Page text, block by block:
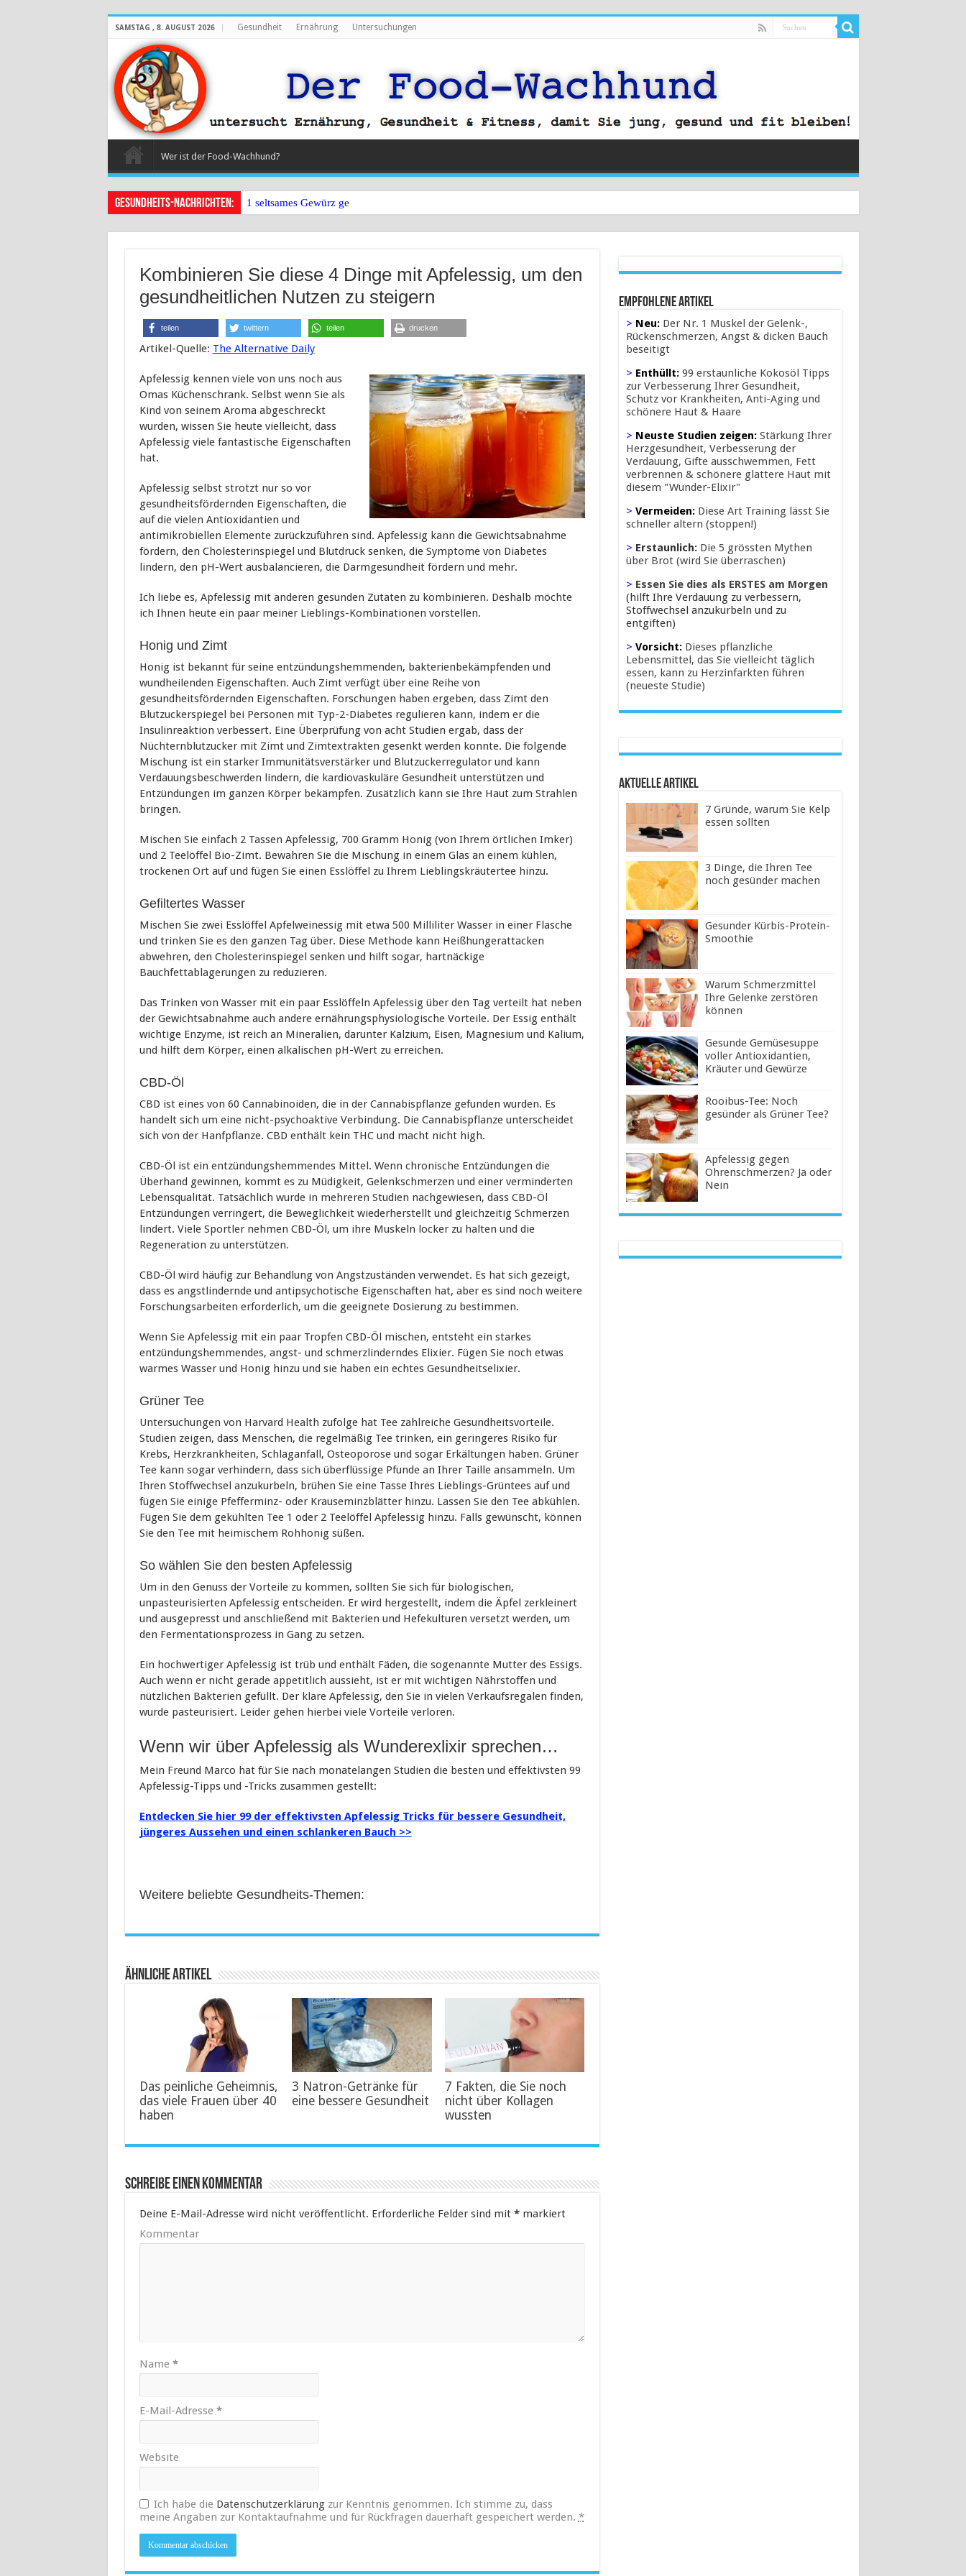
SAMSTAG , 8. AUGUST 2026 Gesundheit Ernährung Untersuchungen
Wer ist der Food-Wachhund?
Gesundheits-Nachrichten: 1 seltsames Gewürz gegen Bauchfett?
Kombinieren Sie diese 4 Dinge mit Apfelessig, um den
gesundheitlichen Nutzen zu steigern
teilen twittern teilen drucken
Artikel-Quelle: The Alternative Daily
Apfelessig kennen viele von uns noch aus
Omas Küchenschrank. Selbst wenn Sie als
Kind von seinem Aroma abgeschreckt
wurden, wissen Sie heute vielleicht, dass
Apfelessig viele fantastische Eigenschaften
hat.
Apfelessig selbst strotzt nur so vor
gesundheitsfördernden Eigenschaften, die
auf die vielen Antioxidantien und
antimikrobiellen Elemente zurückzuführen sind. Apfelessig kann die Gewichtsabnahme
fördern, den Cholesterinspiegel und Blutdruck senken, die Symptome von Diabetes
lindern, den pH-Wert ausbalancieren, die Darmgesundheit fördern und mehr.
Ich liebe es, Apfelessig mit anderen gesunden Zutaten zu kombinieren. Deshalb möchte
ich Ihnen heute ein paar meiner Lieblings-Kombinationen vorstellen.
Honig und Zimt
Honig ist bekannt für seine entzündungshemmenden, bakterienbekämpfenden und
wundheilenden Eigenschaften. Auch Zimt verfügt über eine Reihe von
gesundheitsfördernden Eigenschaften. Forschungen haben ergeben, dass Zimt den
Blutzuckerspiegel bei Personen mit Typ-2-Diabetes regulieren kann, indem er die
Insulinreaktion verbessert. Eine Überprüfung von acht Studien ergab, dass der
Nüchternblutzucker mit Zimt und Zimtextrakten gesenkt werden konnte. Die folgende
Mischung ist ein starker Immunitätsverstärker und Blutzuckerregulator und kann
Verdauungsbeschwerden lindern, die kardiovaskuläre Gesundheit unterstützen und
Entzündungen im ganzen Körper bekämpfen. Zusätzlich kann sie Ihre Haut zum Strahlen
bringen.
Mischen Sie einfach 2 Tassen Apfelessig, 700 Gramm Honig (von Ihrem örtlichen Imker)
und 2 Teelöffel Bio-Zimt. Bewahren Sie die Mischung in einem Glas an einem kühlen,
trockenen Ort auf und fügen Sie einen Esslöffel zu Ihrem Lieblingskräutertee hinzu.
Gefiltertes Wasser
Mischen Sie zwei Esslöffel Apfelweinessig mit etwa 500 Milliliter Wasser in einer Flasche
und trinken Sie es den ganzen Tag über. Diese Methode kann Heißhungerattacken
abwehren, den Cholesterinspiegel senken und hilft sogar, hartnäckige
Bauchfettablagerungen zu reduzieren.
Das Trinken von Wasser mit ein paar Esslöffeln Apfelessig über den Tag verteilt hat neben
der Gewichtsabnahme auch andere ernährungsphysiologische Vorteile. Der Essig enthält
wichtige Enzyme, ist reich an Mineralien, darunter Kalzium, Eisen, Magnesium und Kalium,
und hilft dem Körper, einen alkalischen pH-Wert zu erreichen.
CBD-Öl
CBD ist eines von 60 Cannabinoiden, die in der Cannabispflanze gefunden wurden. Es
handelt sich um eine nicht-psychoaktive Verbindung. Die Cannabispflanze unterscheidet
sich von der Hanfpflanze. CBD enthält kein THC und macht nicht high.
CBD-Öl ist ein entzündungshemmendes Mittel. Wenn chronische Entzündungen die
Überhand gewinnen, kommt es zu Müdigkeit, Gelenkschmerzen und einer verminderten
Lebensqualität. Tatsächlich wurde in mehreren Studien nachgewiesen, dass CBD-Öl
Entzündungen verringert, die Beweglichkeit wiederherstellt und gleichzeitig Schmerzen
lindert. Viele Sportler nehmen CBD-Öl, um ihre Muskeln locker zu halten und die
Regeneration zu unterstützen.
CBD-Öl wird häufig zur Behandlung von Angstzuständen verwendet. Es hat sich gezeigt,
dass es angstlindernde und antipsychotische Eigenschaften hat, aber es sind noch weitere
Forschungsarbeiten erforderlich, um die geeignete Dosierung zu bestimmen.
Wenn Sie Apfelessig mit ein paar Tropfen CBD-Öl mischen, entsteht ein starkes
entzündungshemmendes, angst- und schmerzlinderndes Elixier. Fügen Sie noch etwas
warmes Wasser und Honig hinzu und sie haben ein echtes Gesundheitselixier.
Grüner Tee
Untersuchungen von Harvard Health zufolge hat Tee zahlreiche Gesundheitsvorteile.
Studien zeigen, dass Menschen, die regelmäßig Tee trinken, ein geringeres Risiko für
Krebs, Herzkrankheiten, Schlaganfall, Osteoporose und sogar Erkältungen haben. Grüner
Tee kann sogar verhindern, dass sich überflüssige Pfunde an Ihrer Taille ansammeln. Um
Ihren Stoffwechsel anzukurbeln, brühen Sie eine Tasse Ihres Lieblings-Grüntees auf und
fügen Sie einige Pfefferminz- oder Krauseminzblätter hinzu. Lassen Sie den Tee abkühlen.
Fügen Sie dem gekühlten Tee 1 oder 2 Teelöffel Apfelessig hinzu. Falls gewünscht, können
Sie den Tee mit heimischem Rohhonig süßen.
So wählen Sie den besten Apfelessig
Um in den Genuss der Vorteile zu kommen, sollten Sie sich für biologischen,
unpasteurisierten Apfelessig entscheiden. Er wird hergestellt, indem die Äpfel zerkleinert
und ausgepresst und anschließend mit Bakterien und Hefekulturen versetzt werden, um
den Fermentationsprozess in Gang zu setzen.
Ein hochwertiger Apfelessig ist trüb und enthält Fäden, die sogenannte Mutter des Essigs.
Auch wenn er nicht gerade appetitlich aussieht, ist er mit wichtigen Nährstoffen und
nützlichen Bakterien gefüllt. Der klare Apfelessig, den Sie in vielen Verkaufsregalen finden,
wurde pasteurisiert. Leider gehen hierbei viele Vorteile verloren.
Wenn wir über Apfelessig als Wunderexlixir sprechen…
Mein Freund Marco hat für Sie nach monatelangen Studien die besten und effektivsten 99
Apfelessig-Tipps und -Tricks zusammen gestellt:
Entdecken Sie hier 99 der effektivsten Apfelessig Tricks für bessere Gesundheit,
jüngeres Aussehen und einen schlankeren Bauch >>
Weitere beliebte Gesundheits-Themen:
Ähnliche Artikel
Das peinliche Geheimnis,
das viele Frauen über 40
haben
3 Natron-Getränke für
eine bessere Gesundheit
7 Fakten, die Sie noch
nicht über Kollagen
wussten
Schreibe einen Kommentar
Deine E-Mail-Adresse wird nicht veröffentlicht. Erforderliche Felder sind mit *markiert
Kommentar
Name *
E-Mail-Adresse *
Website
Ich habe die Datenschutzerklärungzur Kenntnis genommen. Ich stimme zu, dass
meine Angaben zur Kontaktaufnahme und für Rückfragen dauerhaft gespeichert werden. *
Empfohlene Artikel
> Neu: Der Nr. 1 Muskel der Gelenk-,
Rückenschmerzen, Angst & dicken Bauch
beseitigt
> Enthüllt: 99 erstaunliche Kokosöl Tipps
zur Verbesserung Ihrer Gesundheit,
Schutz vor Krankheiten, Anti-Aging und
schönere Haut & Haare
> Neuste Studien zeigen: Stärkung Ihrer
Herzgesundheit, Verbesserung der
Verdauung, Gifte ausschwemmen, Fett
verbrennen & schönere glattere Haut mit
diesem "Wunder-Elixir"
> Vermeiden: Diese Art Training lässt Sie
schneller altern (stoppen!)
> Erstaunlich: Die 5 grössten Mythen
über Brot (wird Sie überraschen)
> Essen Sie dies als ERSTES am Morgen
(hilft Ihre Verdauung zu verbessern,
Stoffwechsel anzukurbeln und zu
entgiften)
> Vorsicht: Dieses pflanzliche
Lebensmittel, das Sie vielleicht täglich
essen, kann zu Herzinfarkten führen
(neueste Studie)
Aktuelle Artikel
7 Gründe, warum Sie Kelp
essen sollten
3 Dinge, die Ihren Tee
noch gesünder machen
Gesunder Kürbis-Protein-
Smoothie
Warum Schmerzmittel
Ihre Gelenke zerstören
können
Gesunde Gemüsesuppe
voller Antioxidantien,
Kräuter und Gewürze
Rooibus-Tee: Noch
gesünder als Grüner Tee?
Apfelessig gegen
Ohrenschmerzen? Ja oder
Nein